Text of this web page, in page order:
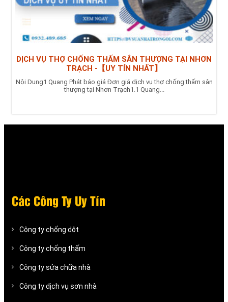
DỊCH VỤ THỢ CHỐNG THẤM SÂN THƯỢNG TẠI NHƠN
TRẠCH -【UY TÍN NHẤT】
Nội Dung1 Quang Phát báo giá Đơn giá dịch vụ thợ chống thấm sân
thượng tại Nhơn Trạch1.1 Quang...
Các Công Ty Uy Tín
Công ty chống dột
Công ty chống thấm
Công ty sửa chữa nhà
Công ty dịch vụ sơn nhà